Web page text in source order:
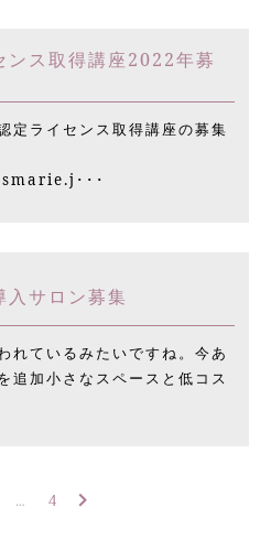
ンス取得講座2022年募
定ライセンス取得講座の募集
･･･
入サロン募集
れているみたいですね。今あ
追加小さなスペースと低コス
… 4